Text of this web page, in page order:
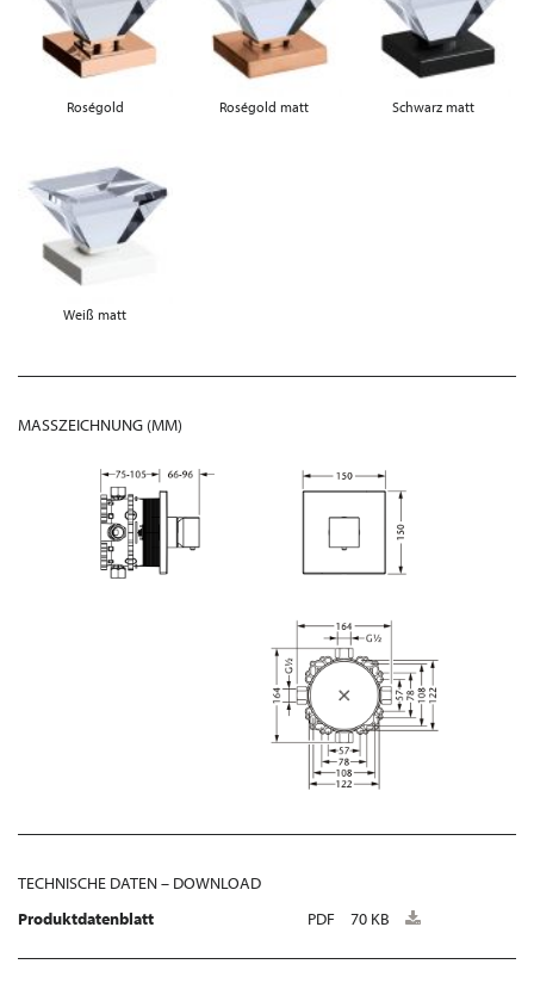
Roségold Roségold matt Schwarz matt
Weiß matt
MASSZEICHNUNG (MM)
TECHNISCHE DATEN – DOWNLOAD
Produktdatenblatt
PDF 70 KB